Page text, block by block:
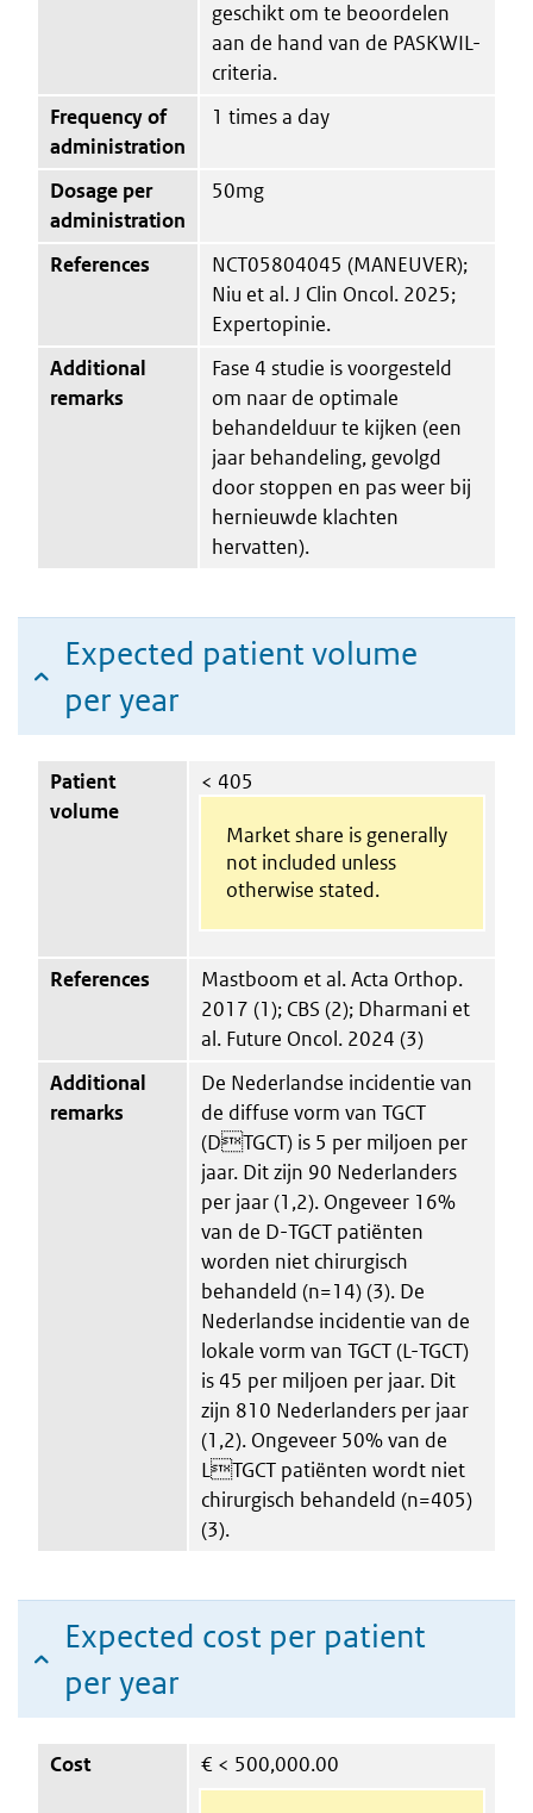
geschikt om te beoordelen
aan de hand van de PASKWIL-
criteria.
Frequency of
administration
1 times a day
Dosage per
administration
50mg
References
NCT05804045 (MANEUVER);
Niu et al. J Clin Oncol. 2025;
Expertopinie.
Additional
remarks
Fase 4 studie is voorgesteld
om naar de optimale
behandelduur te kijken (een
jaar behandeling, gevolgd
door stoppen en pas weer bij
hernieuwde klachten
hervatten).
Expected patient volume
per year
Patient
volume
< 405
Market share is generally
not included unless
otherwise stated.
References
Mastboom et al. Acta Orthop.
2017 (1); CBS (2); Dharmani et
al. Future Oncol. 2024 (3)
Additional
remarks
De Nederlandse incidentie van
de diffuse vorm van TGCT
(DTGCT) is 5 per miljoen per
jaar. Dit zijn 90 Nederlanders
per jaar (1,2). Ongeveer 16%
van de D-TGCT patiënten
worden niet chirurgisch
behandeld (n=14) (3). De
Nederlandse incidentie van de
lokale vorm van TGCT (L-TGCT)
is 45 per miljoen per jaar. Dit
zijn 810 Nederlanders per jaar
(1,2). Ongeveer 50% van de
LTGCT patiënten wordt niet
chirurgisch behandeld (n=405)
(3).
Expected cost per patient
per year
Cost € < 500,000.00